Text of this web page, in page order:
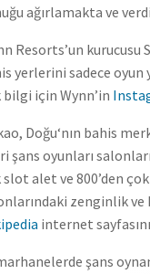
ağırlamakta ve
Resorts’un
yerlerini sadece
için Wynn’in
Doğu‘nın bahis
şans oyunları
alet ve 800’den
zenginlik
internet
şans